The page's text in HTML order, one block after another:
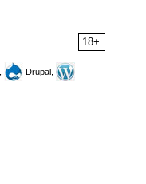
18+
Drupal,